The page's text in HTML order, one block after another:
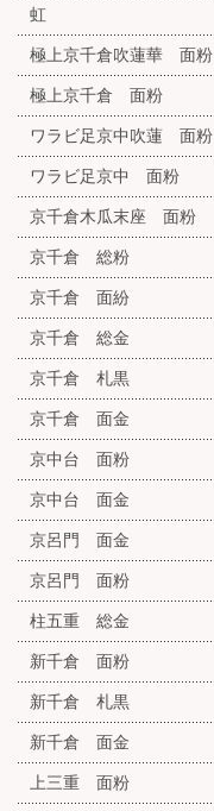
虹
極上京千倉吹蓮華 面粉
極上京千倉 面粉
ワラビ足京中吹蓮 面粉
ワラビ足京中 面粉
京千倉木瓜末座 面粉
京千倉 総粉
京千倉 面紛
京千倉 総金
京千倉 札黒
京千倉 面金
京中台 面粉
京中台 面金
京呂門 面金
京呂門 面粉
柱五重 総金
新千倉 面粉
新千倉 札黒
新千倉 面金
上三重 面粉